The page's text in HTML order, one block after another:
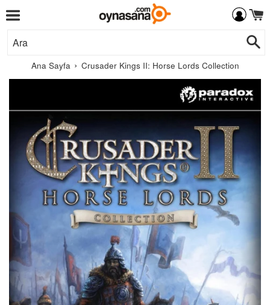
Menü
Ana Sayfa › Crusader Kings II: Horse Lords Collection
AB